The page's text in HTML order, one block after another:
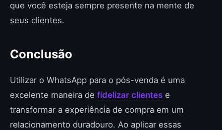
que você esteja sempre presente na mente de
seus clientes.
Conclusão
Utilizar o WhatsApp para o pós-venda é uma
excelente maneira de fidelizar clientes e
transformar a experiência de compra em um
relacionamento duradouro. Ao aplicar essas